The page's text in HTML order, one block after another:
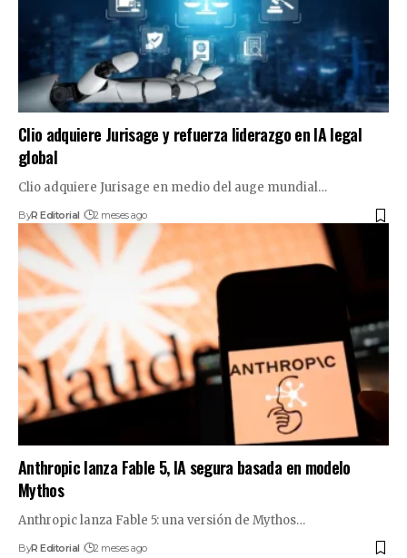
Clio adquiere Jurisage y refuerza liderazgo en IA legal
global
Clio adquiere Jurisage en medio del auge mundial…
ByR Editorial 2 meses ago
Anthropic lanza Fable 5, IA segura basada en modelo
Mythos
Anthropic lanza Fable 5: una versión de Mythos…
ByR Editorial 2 meses ago